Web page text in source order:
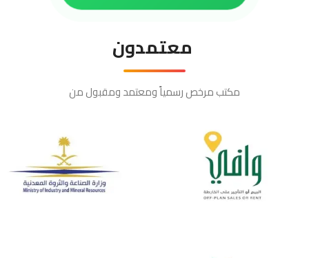
معتمدون
مكتب مرخص رسمياً ومعتمد ومقبول من